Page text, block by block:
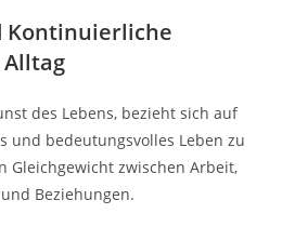
Kontinuierliche
des Lebens, bezieht sich auf
und bedeutungsvolles Leben zu
Gleichgewicht zwischen Arbeit,
Beziehungen.